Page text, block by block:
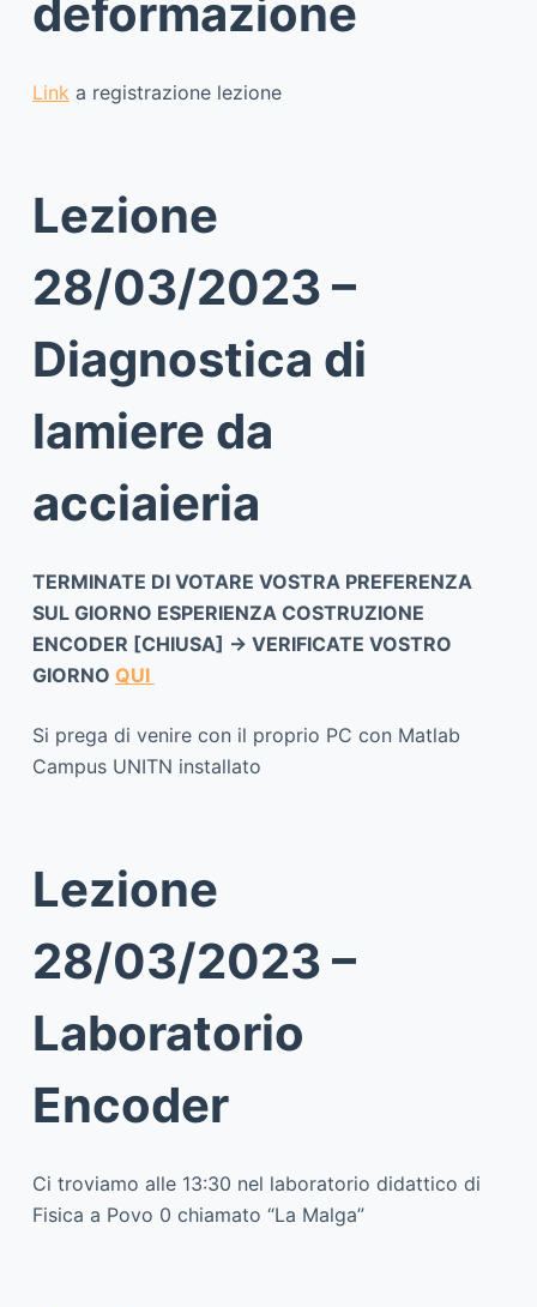
deformazione
Linka registrazione lezione
Lezione
28/03/2023 –
Diagnostica di
lamiere da
acciaieria
TERMINATE DI VOTARE VOSTRA PREFERENZA
SUL GIORNO ESPERIENZA COSTRUZIONE
ENCODER [CHIUSA] -> VERIFICATE VOSTRO
GIORNO QUI
Si prega di venire con il proprio PC con Matlab
Campus UNITN installato
Lezione
28/03/2023 –
Laboratorio
Encoder
Ci troviamo alle 13:30 nel laboratorio didattico di
Fisica a Povo 0 chiamato “La Malga”